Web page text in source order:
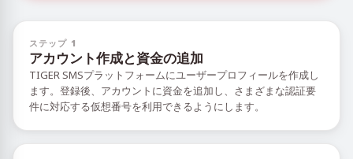
ステップ 1
アカウント作成と資金の追加
TIGER SMSプラットフォームにユーザープロフィールを作成し
ます。登録後、アカウントに資金を追加し、さまざまな認証要
件に対応する仮想番号を利用できるようにします。